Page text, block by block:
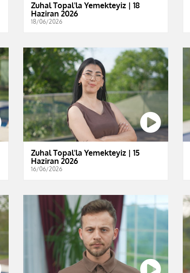
Zuhal Topal'la Yemekteyiz | 18
Haziran 2026
18/06/2026
Zuhal Topal'la Yemekteyiz | 15
Haziran 2026
16/06/2026